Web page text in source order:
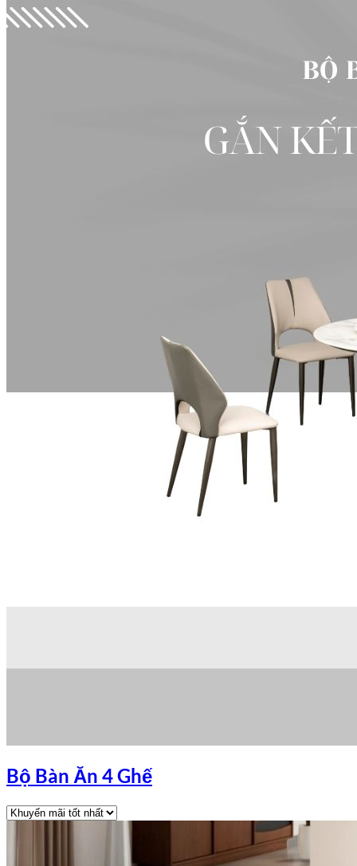
Bộ Bàn Ăn 4 Ghế